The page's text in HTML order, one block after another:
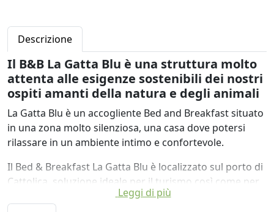
Descrizione
Il B&B La Gatta Blu è una struttura molto
attenta alle esigenze sostenibili dei nostri
ospiti amanti della natura e degli animali
La Gatta Blu è un accogliente Bed and Breakfast situato
in una zona molto silenziosa, una casa dove potersi
rilassare in un ambiente intimo e confortevole.
Il Bed & Breakfast La Gatta Blu è localizzato sul porto di
Cattolica, soluzione ideale per il turismo così come per
soggiorni sportivi o ricreativi, perfetta per trascorrere
Leggi di più